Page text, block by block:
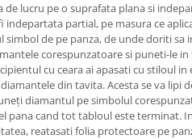
de lucru pe o suprafata plana si
indepartata partial, pe masura ce
simbol de pe panza, de unde doriti sa
corespunzatoare si puneti-le in
cu ceara ai apasati cu stiloul
din tavita. Acesta se va lipi
diamantul pe simbolul
pana cand tot tabloul este terminat.
reatasati folia protectoare pe